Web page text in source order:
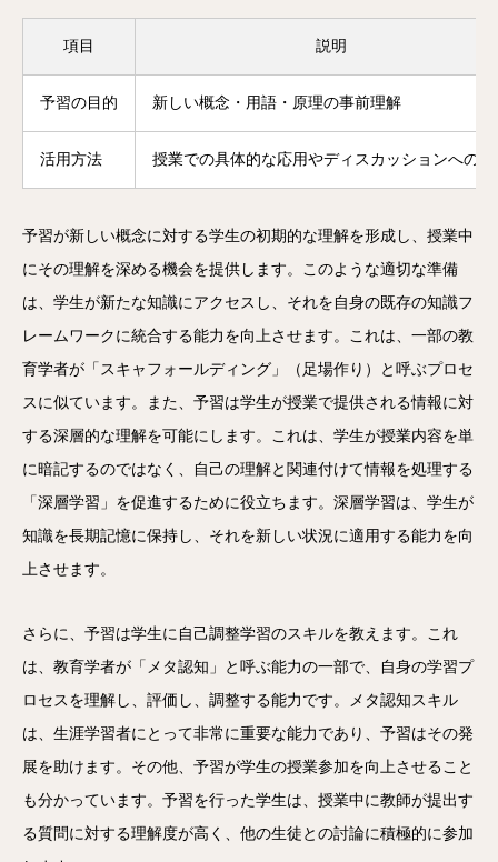
項目 説明
予習の目的 新しい概念・用語・原理の事前理解
活用方法 授業での具体的な応用やディスカッションへの準
予習が新しい概念に対する学生の初期的な理解を形成し、授業中
にその理解を深める機会を提供します。このような適切な準備
は、学生が新たな知識にアクセスし、それを自身の既存の知識フ
レームワークに統合する能力を向上させます。これは、一部の教
育学者が「スキャフォールディング」（足場作り）と呼ぶプロセ
スに似ています。また、予習は学生が授業で提供される情報に対
する深層的な理解を可能にします。これは、学生が授業内容を単
に暗記するのではなく、自己の理解と関連付けて情報を処理する
「深層学習」を促進するために役立ちます。深層学習は、学生が
知識を長期記憶に保持し、それを新しい状況に適用する能力を向
上させます。
さらに、予習は学生に自己調整学習のスキルを教えます。これ
は、教育学者が「メタ認知」と呼ぶ能力の一部で、自身の学習プ
ロセスを理解し、評価し、調整する能力です。メタ認知スキル
は、生涯学習者にとって非常に重要な能力であり、予習はその発
展を助けます。その他、予習が学生の授業参加を向上させること
も分かっています。予習を行った学生は、授業中に教師が提出す
る質問に対する理解度が高く、他の生徒との討論に積極的に参加